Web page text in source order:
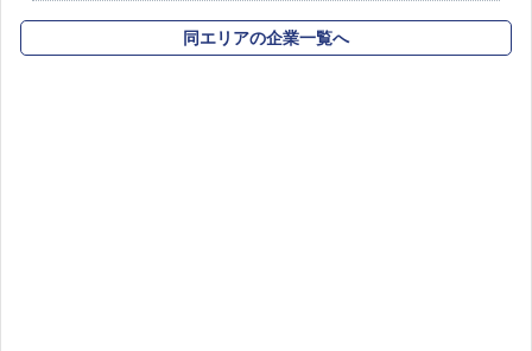
同エリアの企業一覧へ